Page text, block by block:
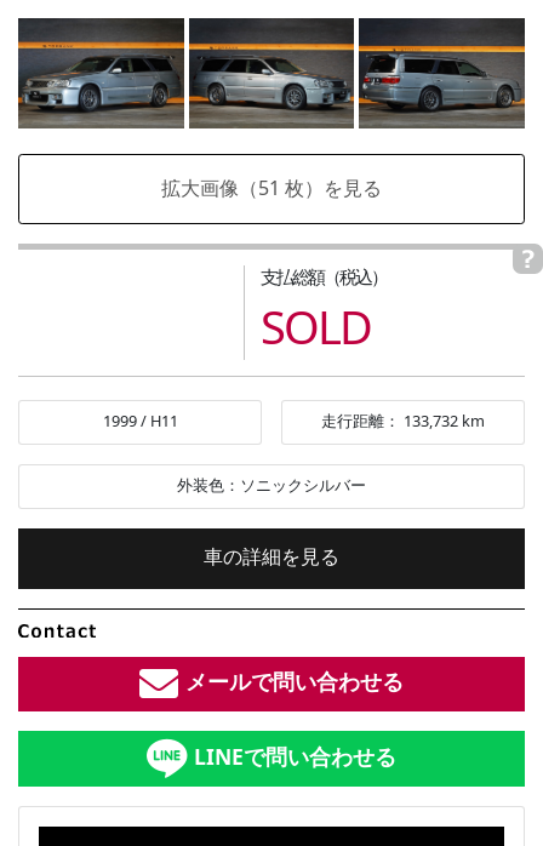
拡大画像（51 枚）を見る
支払総額（税込）
SOLD
1999/ H11 走行距離： 133,732 km
外装色： ソニックシルバー
車の詳細を見る
車検： 2年付
修復歴：なし
中古車
メールで問い合わせる
LINEで問い合わせる